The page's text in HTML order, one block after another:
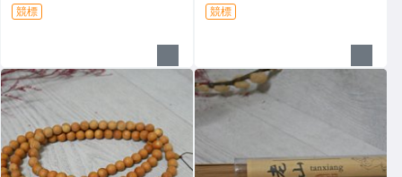
競標 競標